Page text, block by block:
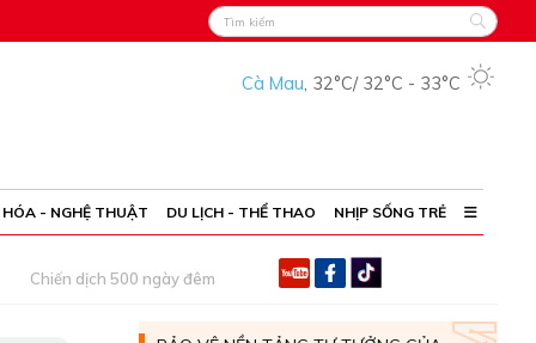
Cà Mau, 32°C/ 32°C - 33°C
- NGHỆ THUẬT DU LỊCH - THỂ THAO NHỊP SỐNG TRẺ
Chiến dịch 500 ngày đêm